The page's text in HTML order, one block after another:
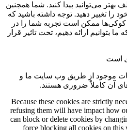
بهتر می‌توانید پیدا کنید. شما همچنین
را تغییر دهید. توجه داشته باشید که
ممکن است تجربه شما را در
بتوانیم ارائه دهیم، تحت تاثیر قرار
است
موجود از طریق وب سایت ما و
آن کاملاً ضروری هستند.
Because these cookies are strictly
refusing them will have impact how
can block or delete cookies by
force blocking all cookies on